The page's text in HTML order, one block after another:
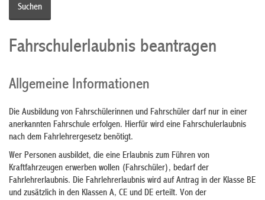
Fahrschulerlaubnis beantragen
Allgemeine Informationen
Die Ausbildung von Fahrschülerinnen und Fahrschüler darf nur in einer
anerkannten Fahrschule erfolgen. Hierfür wird eine Fahrschulerlaubnis
nach dem Fahrlehrergesetz benötigt.
Wer Personen ausbildet, die eine Erlaubnis zum Führen von
Kraftfahrzeugen erwerben wollen (Fahrschüler), bedarf der
Fahrlehrerlaubnis. Die Fahrlehrerlaubnis wird auf Antrag in der Klasse BE
und zusätzlich in den Klassen A, CE und DE erteilt. Von der